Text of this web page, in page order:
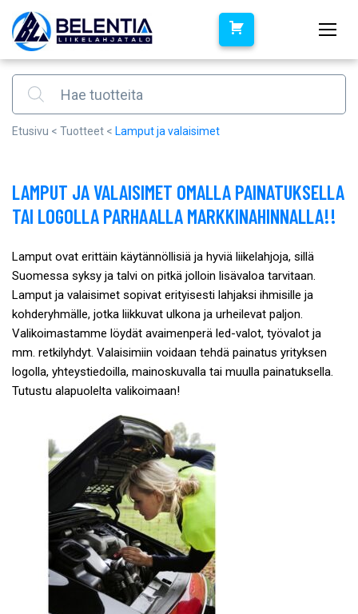
Products search
Etusivu < Tuotteet < Lamput ja valaisimet
LAMPUT JA VALAISIMET OMALLA PAINATUKSELLA
TAI LOGOLLA PARHAALLA MARKKINAHINNALLA!!
Lamput ovat erittäin käytännöllisiä ja hyviä liikelahjoja, sillä
Suomessa syksy ja talvi on pitkä jolloin lisävaloa tarvitaan.
Lamput ja valaisimet sopivat erityisesti lahjaksi ihmisille ja
kohderyhmälle, jotka liikkuvat ulkona ja urheilevat paljon.
Valikoimastamme löydät avaimenperä led-valot, työvalot ja
mm. retkilyhdyt. Valaisimiin voidaan tehdä painatus yrityksen
logolla, yhteystiedoilla, mainoskuvalla tai muulla painatuksella.
Tutustu alapuolelta valikoimaan!